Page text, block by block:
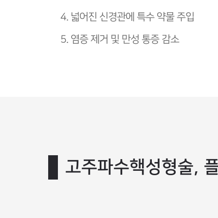
4. 넓어진 신경관에 특수 약물 주입
5. 염증 제거 및 만성 통증 감소
고주파수핵성형술,